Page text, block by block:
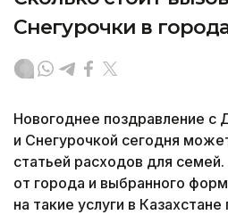
Снегурочки в
Новогоднее поздравление
и Снегурочкой сегодня
статьей расходов для
от города и выбранного
на такие услуги в